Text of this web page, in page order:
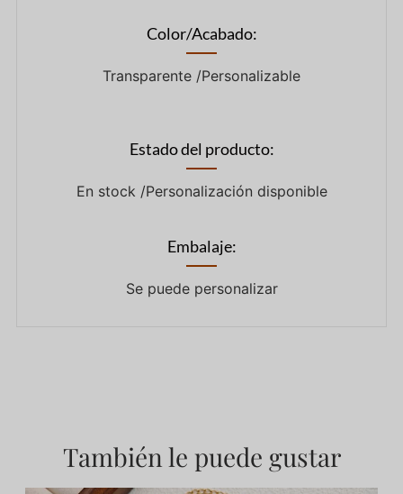
Color/Acabado:
Transparente /Personalizable
Estado del producto:
En stock /Personalización disponible
Embalaje:
Se puede personalizar
También le puede gustar